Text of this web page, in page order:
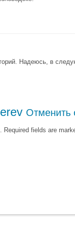
Надеюсь, в
Отменить
Required fields are